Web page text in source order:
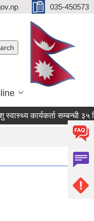
035-450573
कार्यकर्ता सम्बन्धी ३५